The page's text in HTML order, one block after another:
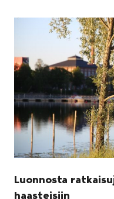
Luonnosta
haasteisiin